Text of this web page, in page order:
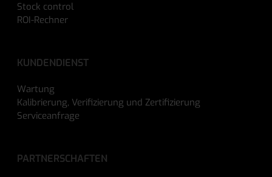
Stock control
ROI-Rechner
KUNDENDIENST
Wartung
Kalibrierung, Verifizierung und Zertifizierung
Serviceanfrage
PARTNERSCHAFTEN